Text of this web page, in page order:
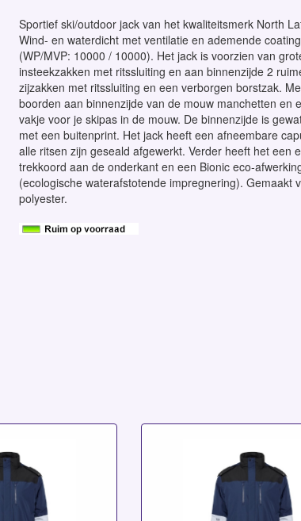
Sportief ski/outdoor jack van het kwaliteitsmerk North
Wind- en waterdicht met ventilatie en ademende coating
(WP/MVP: 10000 / 10000). Het jack is voorzien van
insteekzakken met ritssluiting en aan binnenzijde 2
zijzakken met ritssluiting en een verborgen borstzak.
boorden aan binnenzijde van de mouw manchetten en
vakje voor je skipas in de mouw. De binnenzijde is
met een buitenprint. Het jack heeft een afneembare
alle ritsen zijn geseald afgewerkt. Verder heeft het een
trekkoord aan de onderkant en een Bionic eco-
(ecologische waterafstotende impregnering). Gemaakt
polyester.